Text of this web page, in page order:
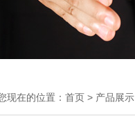
现在的位置： 首页 > 产品展示